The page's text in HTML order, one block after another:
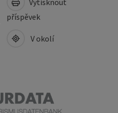
příspěvek
V okolí